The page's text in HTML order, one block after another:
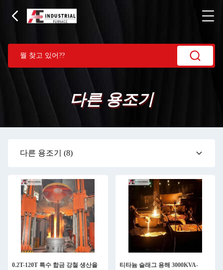
다른 용조기
다른 용조기 (8)
0.2T-120T 특수 합금 강철 생산을
티타늄 슬래그 용해 3000KVA-